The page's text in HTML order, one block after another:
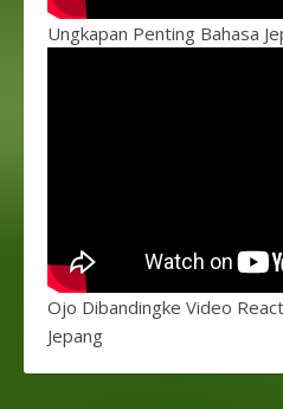
Ungkapan Penting Bahasa
Ojo Dibandingke Video
Jepang